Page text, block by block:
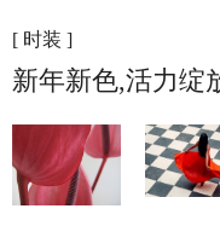
[ 时装 ]
新年新色,活力绽